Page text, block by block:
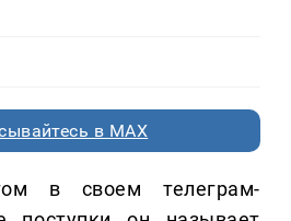
в MAX
в своем телеграм-